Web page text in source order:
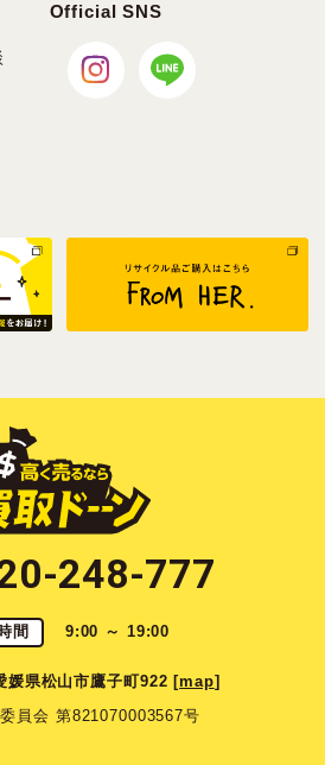
Official SNS
248-777
間 9:00 ～ 19:00
媛県松山市鷹子町922 [map]
員会 第821070003567号